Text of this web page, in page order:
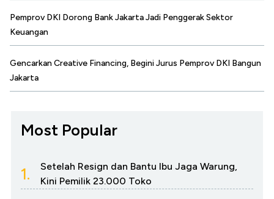
Pemprov DKI Dorong Bank Jakarta Jadi Penggerak Sektor
Keuangan
Gencarkan Creative Financing, Begini Jurus Pemprov DKI Bangun
Jakarta
Most Popular
1.
Setelah Resign dan Bantu Ibu Jaga Warung,
Kini Pemilik 23.000 Toko